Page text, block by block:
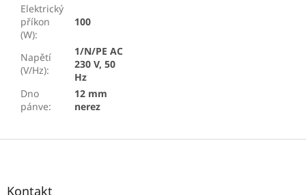
Elektrický
příkon
(W):
100
Napětí
(V/Hz):
1/N/PE AC
230 V, 50
Hz
Dno
pánve:
12 mm
nerez
Z
Kontakt